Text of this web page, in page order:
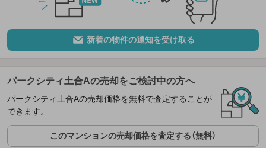
新着の物件の通知を受け取る
パークシティ土合Aの売却をご検討中の方へ
パークシティ土合Aの売却価格を無料で査定することが
できます。
このマンションの売却価格を査定する（無料）